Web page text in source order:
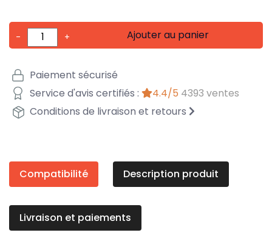
- + Ajouter au panier
Paiement sécurisé
Service d'avis certifiés :
4.4/5 4393 ventes
Conditions de livraison et retours
Compatibilité Description produit
Livraison et paiements